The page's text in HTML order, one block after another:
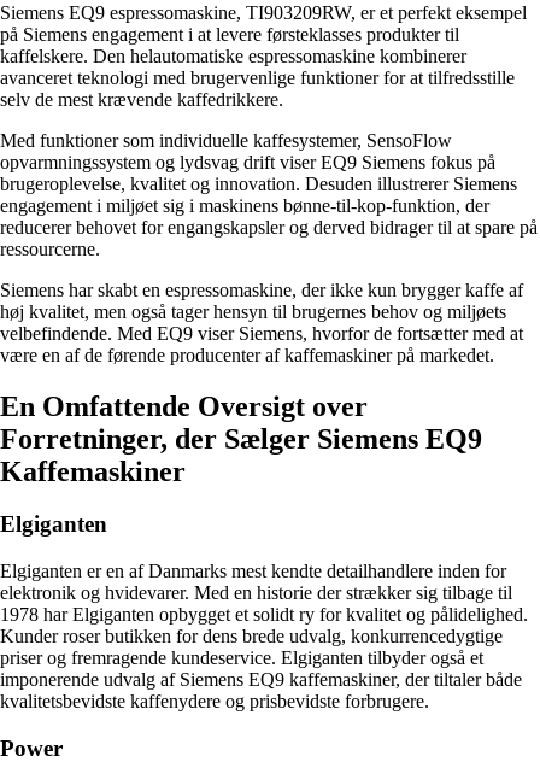
Siemens EQ9 espressomaskine, TI903209RW, er et perfekt eksempel
på Siemens engagement i at levere førsteklasses produkter til
kaffelskere. Den helautomatiske espressomaskine kombinerer
avanceret teknologi med brugervenlige funktioner for at tilfredsstille
selv de mest krævende kaffedrikkere.
Med funktioner som individuelle kaffesystemer, SensoFlow
opvarmningssystem og lydsvag drift viser EQ9 Siemens fokus på
brugeroplevelse, kvalitet og innovation. Desuden illustrerer Siemens
engagement i miljøet sig i maskinens bønne-til-kop-funktion, der
reducerer behovet for engangskapsler og derved bidrager til at spare på
ressourcerne.
Siemens har skabt en espressomaskine, der ikke kun brygger kaffe af
høj kvalitet, men også tager hensyn til brugernes behov og miljøets
velbefindende. Med EQ9 viser Siemens, hvorfor de fortsætter med at
være en af de førende producenter af kaffemaskiner på markedet.
En Omfattende Oversigt over
Forretninger, der Sælger Siemens EQ9
Kaffemaskiner
Elgiganten
Elgiganten er en af Danmarks mest kendte detailhandlere inden for
elektronik og hvidevarer. Med en historie der strækker sig tilbage til
1978 har Elgiganten opbygget et solidt ry for kvalitet og pålidelighed.
Kunder roser butikken for dens brede udvalg, konkurrencedygtige
priser og fremragende kundeservice. Elgiganten tilbyder også et
imponerende udvalg af Siemens EQ9 kaffemaskiner, der tiltaler både
kvalitetsbevidste kaffenydere og prisbevidste forbrugere.
Power